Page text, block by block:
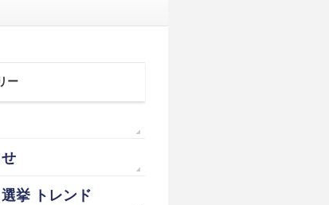
ー
挙 トレンド